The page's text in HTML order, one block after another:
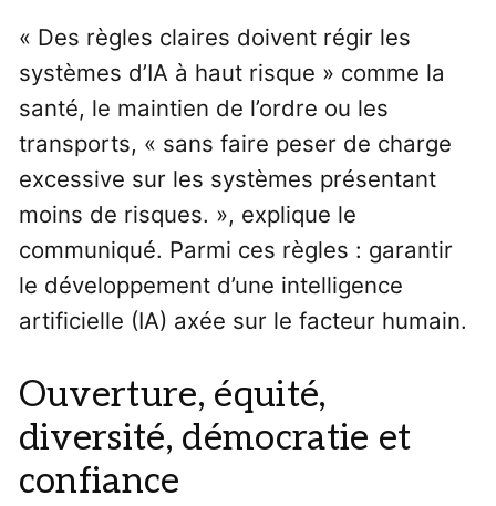
« Des règles claires doivent régir les
systèmes d’IA à haut risque » comme la
santé, le maintien de l’ordre ou les
transports, « sans faire peser de charge
excessive sur les systèmes présentant
moins de risques. », explique le
communiqué. Parmi ces règles : garantir
le développement d’une intelligence
artificielle (IA) axée sur le facteur humain.
Ouverture, équité,
diversité, démocratie et
confiance